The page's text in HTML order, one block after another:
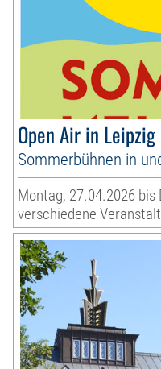
Open Air in Leipzig
Sommerbühnen in
Montag, 27.04.2026
verschiedene